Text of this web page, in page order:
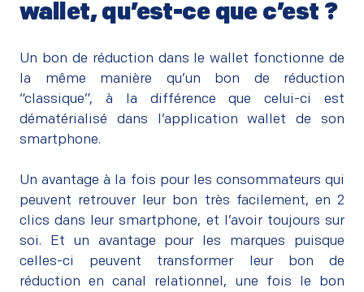
wallet, qu’est-ce que c’est ?
Un bon de réduction dans le wallet fonctionne de
la même manière qu’un bon de réduction
“classique”, à la différence que celui-ci est
dématérialisé dans l’application wallet de son
smartphone.
Un avantage à la fois pour les consommateurs qui
peuvent retrouver leur bon très facilement, en 2
clics dans leur smartphone, et l’avoir toujours sur
soi. Et un avantage pour les marques puisque
celles-ci peuvent transformer leur bon de
réduction en canal relationnel, une fois le bon